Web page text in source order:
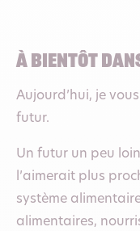
À bientôt
Aujourd’hui, je
futur.
Un futur un peu
l’aimerait plus
système
alimentaires,